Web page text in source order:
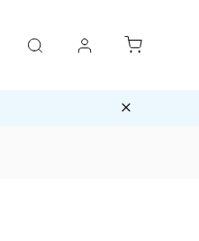
Sety Ostatné